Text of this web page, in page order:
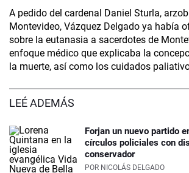
A pedido del cardenal Daniel Sturla,
Montevideo, Vázquez Delgado ya había
sobre la eutanasia a sacerdotes de
enfoque médico que explicaba la
la muerte, así como los cuidados
LEÉ ADEMÁS
Forjan un nuevo partido
círculos policiales con
conservador
POR NICOLÁS DELGADO